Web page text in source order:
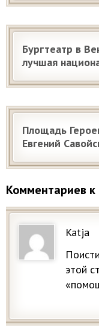
Бургтеатр в
лучшая
Площадь
Евгений
Комментариев к
Katja
этой